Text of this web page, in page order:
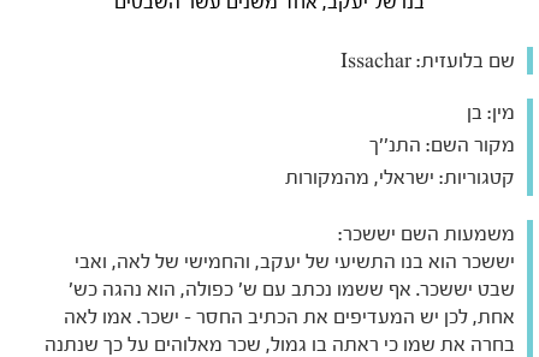
שם בלועזית:
מין: בן
מקור השם: התנ''ך
קטגוריות: ישראלי, מהמקורות
משמעות השם יששכר:
יששכר הוא בנו התשיעי של יעקב, והחמישי של לאה, ואבי
שבט יששכר. אף ששמו נכתב עם ש' כפולה, הוא נהגה כש'
אחת, לכן יש המעדיפים את הכתיב החסר - ישכר. אמו לאה
בחרה את שמו כי ראתה בו גמול, שכר מאלוהים על כך שנתנה